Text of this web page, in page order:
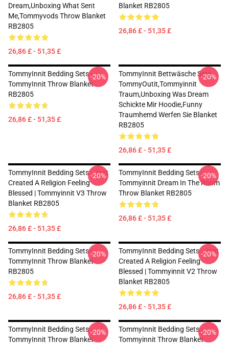
Dream,Unboxing What Sent
Me,tommyvods Throw Blanket
RB2805
26,86 £ - 51,35 £
Blanket RB2805
26,86 £ - 51,35 £
TommyInnit Bedding Sets -
TommyInnit Throw Blanket
RB2805
26,86 £ - 51,35 £
-20%
TommyInnit Bettwäsche Sets -
TommyOutit,Tommyinnit
Traum,Unboxing Was Dream
Schickte Mir Hoodie,funny
Traumhemd Werfen Sie Blanket
RB2805
26,86 £ - 51,35 £
-20%
TommyInnit Bedding Sets - Just
Created A Religion Feeling
Blessed | Tommyinnit V3 Throw
Blanket RB2805
26,86 £ - 51,35 £
-20%
TommyInnit Bedding Sets -
Tommyinnit Dream In The Room
Throw Blanket RB2805
26,86 £ - 51,35 £
-20%
TommyInnit Bedding Sets -
TommyInnit Throw Blanket
RB2805
26,86 £ - 51,35 £
-20%
TommyInnit Bedding Sets - Just
Created A Religion Feeling
Blessed | Tommyinnit V2 Throw
Blanket RB2805
26,86 £ - 51,35 £
-20%
TommyInnit Bedding Sets -
TommyInnit Throw Blanket
-20%
TommyInnit Bedding Sets -
Tommyinnit Throw Blanket
-20%